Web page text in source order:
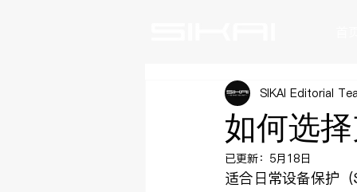
如何选
SIKAI Editorial
已更新： 5月18日
适合日常设备保护